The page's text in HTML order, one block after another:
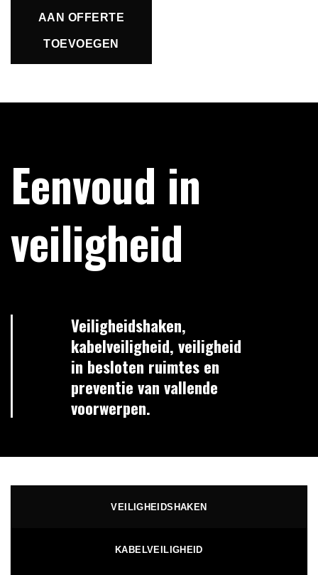
AAN OFFERTE
TOEVOEGEN
Eenvoud in
veiligheid
Veiligheidshaken,
kabelveiligheid, veiligheid
in besloten ruimtes en
preventie van vallende
voorwerpen.
VEILIGHEIDSHAKEN
KABELVEILIGHEID